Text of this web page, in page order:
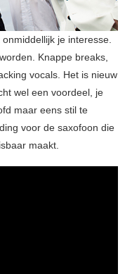
je interesse.
Knappe breaks,
vocals. Het is nieuw
wel een voordeel, je
maar eens stil te
voor de saxofoon die
maakt.